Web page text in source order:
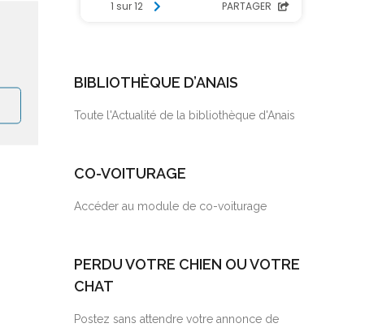
BIBLIOTHÈQUE D’ANAIS
Toute l'Actualité de la bibliothèque d'Anais
CO-VOITURAGE
Accéder au module de co-voiturage
PERDU VOTRE CHIEN OU VOTRE
CHAT
Postez sans attendre votre annonce de